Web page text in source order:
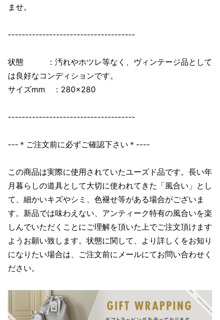
ませ。
-------------------------------------
状態 ：汚れやホツレ等なく、ヴィンテージ品として
は良好なコンディションです。
サイズmm ：280×280
-------------------------------------
---＊ご注文前に必ずご確認下さい＊----
この商品は実際に使用されていたユーズド品です。長い年
月暮らしの道具として大切に使われてきた「風合い」とし
て、細かいキズやシミ、色褪せ等がある場合がございま
す。新品では味わえない、アンティーク特有の風合いを楽
しんでいただくことにご理解を頂いた上でご注文頂けます
ようお願い致します。状態に関して、より詳しくをお知り
になりたい場合は、ご注文前にメールにてお問い合わせく
ださい。